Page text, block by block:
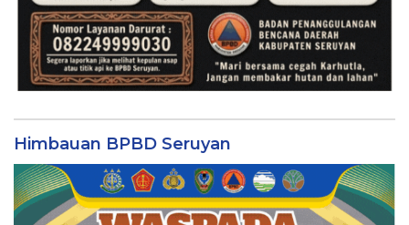
Himbauan BPBD Seruyan